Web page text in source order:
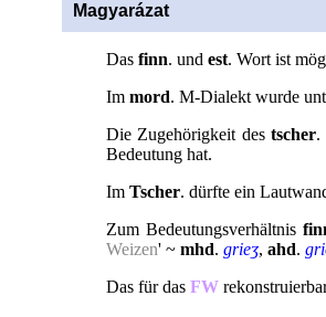
Magyarázat
Das finn. und est. Wort ist
Im mord. M-Dialekt wurde
Die Zugehörigkeit destscher.
Bedeutung hat.
Im Tscher. dürfte ein
Zum Bedeutungsverhältnis
Weizen' ~ mhd. grieʒ, ahd.
Das für das FW